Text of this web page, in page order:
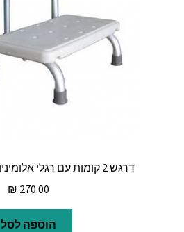
דרגש 2 קומות עם רגלי אלומיניום ומושב פלסטיק
₪ 270.00
הוספה לסל